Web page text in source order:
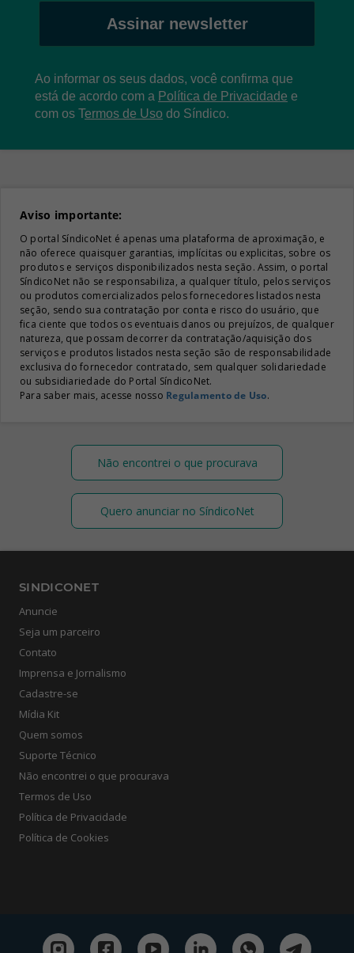
Assinar newsletter
Ao informar os seus dados, você confirma que
está de acordo com a Política de Privacidade e
com os Termos de Uso do Síndico.
Aviso importante:
O portal SíndicoNet é apenas uma plataforma de aproximação, e
não oferece quaisquer garantias, implícitas ou explicitas, sobre os
produtos e serviços disponibilizados nesta seção. Assim, o portal
SíndicoNet não se responsabiliza, a qualquer título, pelos serviços
ou produtos comercializados pelos fornecedores listados nesta
seção, sendo sua contratação por conta e risco do usuário, que
fica ciente que todos os eventuais danos ou prejuízos, de qualquer
natureza, que possam decorrer da contratação/aquisição dos
serviços e produtos listados nesta seção são de responsabilidade
exclusiva do fornecedor contratado, sem qualquer solidariedade
ou subsidiariedade do Portal SíndicoNet.
Para saber mais, acesse nosso Regulamento de Uso.
Não encontrei o que procurava
Quero anunciar no SíndicoNet
SINDICONET
Anuncie
Seja um parceiro
Contato
Imprensa e Jornalismo
Cadastre-se
Mídia Kit
Quem somos
Suporte Técnico
Não encontrei o que procurava
Termos de Uso
Política de Privacidade
Política de Cookies